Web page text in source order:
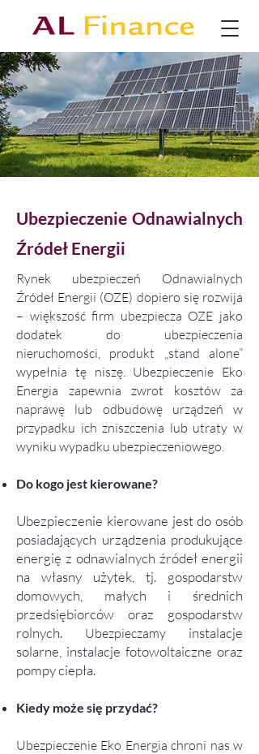
Ubezpieczenie Odnawialnych
Źródeł Energii
Rynek ubezpieczeń Odnawialnych
Źródeł Energii (OZE) dopiero się rozwija
– większość firm ubezpiecza OZE jako
dodatek do ubezpieczenia
nieruchomości, produkt „stand alone”
wypełnia tę niszę. Ubezpieczenie Eko
Energia zapewnia zwrot kosztów za
naprawę lub odbudowę urządzeń w
przypadku ich zniszczenia lub utraty w
wyniku wypadku ubezpieczeniowego.
Do kogo jest kierowane?
Ubezpieczenie kierowane jest do osób
posiadających urządzenia produkujące
energię z odnawialnych źródeł energii
na własny użytek, tj. gospodarstw
domowych, małych i średnich
przedsiębiorców oraz gospodarstw
rolnych. Ubezpieczamy instalacje
solarne, instalacje fotowoltaiczne oraz
pompy ciepła.
Kiedy może się przydać?
Ubezpieczenie Eko Energia chroni nas w